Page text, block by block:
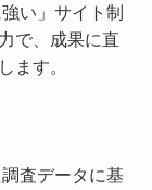
い」サイト制
で、成果に直
ます。
査データに基